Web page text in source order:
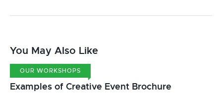
You May Also Like
OUR WORKSHOPS
Examples of Creative Event Brochure